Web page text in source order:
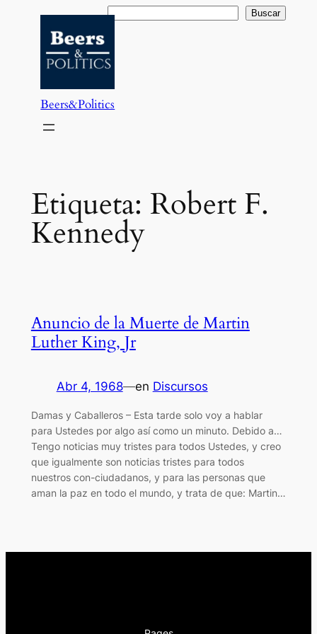
contenido
Buscar Buscar
Beers&Politics
Etiqueta: Robert F.
Kennedy
Anuncio de la Muerte de Martin
Luther King, Jr
Abr 4, 1968—en Discursos
Damas y Caballeros – Esta tarde solo voy a hablar
para Ustedes por algo así como un minuto. Debido a…
Tengo noticias muy tristes para todos Ustedes, y creo
que igualmente son noticias tristes para todos
nuestros con-ciudadanos, y para las personas que
aman la paz en todo el mundo, y trata de que: Martin…